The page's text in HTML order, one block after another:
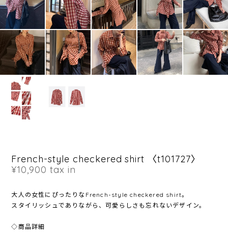
French-style checkered shirt 〈t101727〉
¥10,900 tax in
大人の女性にぴったりなFrench-style checkered shirt。
スタイリッシュでありながら、可愛らしさも忘れないデザイン。
◇商品詳細